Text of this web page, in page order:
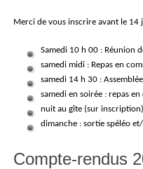
Merci de vous inscrire avant le 14
Samedi 10 h 00 : Réunion
samedi midi : Repas en
samedi 14 h 30 :
samedi en soirée : repas
nuit au gîte (sur inscription)
dimanche : sortie spéléo
Compte-rendus